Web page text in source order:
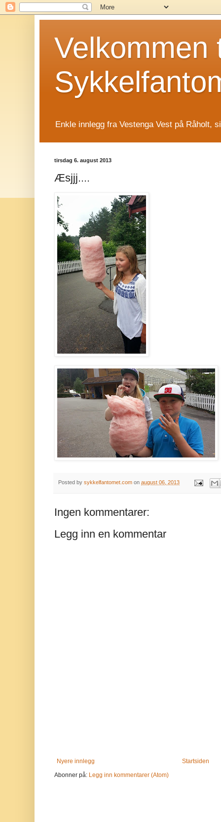
Velkommen
Enkle innlegg fra Vestenga Vest på Råholt,
tirsdag 6. august 2013
Æsjjj....
Posted by sykkelfantomet.com on august 06, 2013
Ingen kommentarer:
Legg inn en kommentar
Nyere innlegg
Startsiden
Abonner på: Legg inn kommentarer (Atom)